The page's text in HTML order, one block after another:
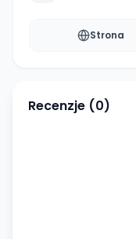
Strona
Recenzje (0)